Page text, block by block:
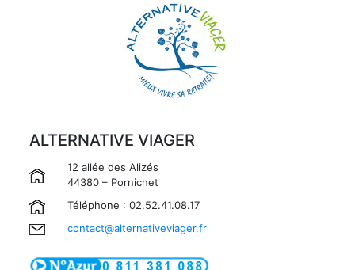
ALTERNATIVE VIAGER
12 allée des Alizés
44380 – Pornichet
Téléphone : 02.52.41.08.17
contact@alternativeviager.fr